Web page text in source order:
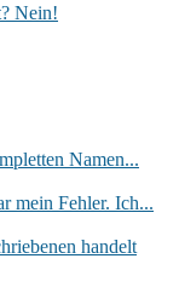
Nein!
Namen...
mein Fehler. Ich...
handelt